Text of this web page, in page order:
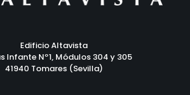
Edificio Altavista
Infante Nº1, Módulos 304 y 305
41940 Tomares (Sevilla)